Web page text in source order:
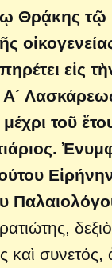
Θρᾴκης τῷ
εἰς
τοῦ
καὶ